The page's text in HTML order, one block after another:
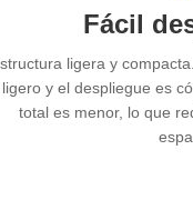
Fácil
ligera y
ligero y el despliegue es
total es menor, lo que